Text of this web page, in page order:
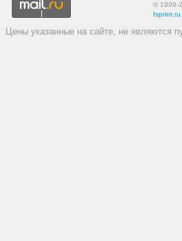
© 1999-
fsprint.ru
Цены указанные на сайте, не являются